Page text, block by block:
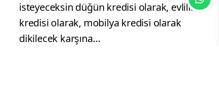
isteyeceksin düğün kredisi olarak, evlilik
kredisi olarak, mobilya kredisi olarak
dikilecek karşına…